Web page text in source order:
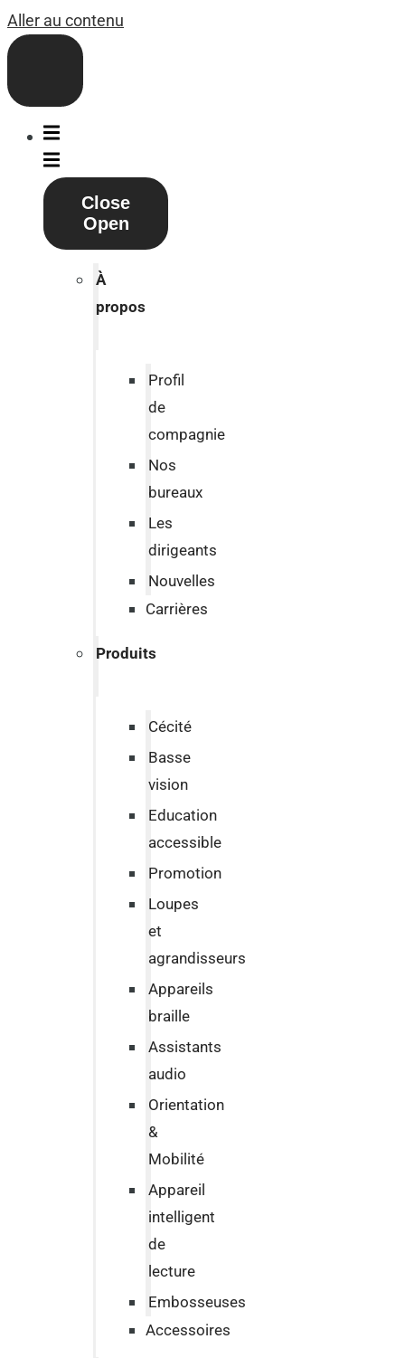
Aller au contenu
Close
Open
À
propos
Profil
de
compagnie
Nos
bureaux
Les
dirigeants
Nouvelles
Carrières
Produits
Cécité
Basse
vision
Education
accessible
Promotion
Loupes
et
agrandisseurs
Appareils
braille
Assistants
audio
Orientation
&
Mobilité
Appareil
intelligent
de
lecture
Embosseuses
Accessoires